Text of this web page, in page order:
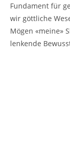
Fundament für
wir göttliche
Mögen «meine»
lenkende